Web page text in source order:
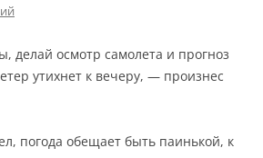
делай осмотр самолета и прогноз
утихнет к вечеру, — произнес
погода обещает быть паинькой, к